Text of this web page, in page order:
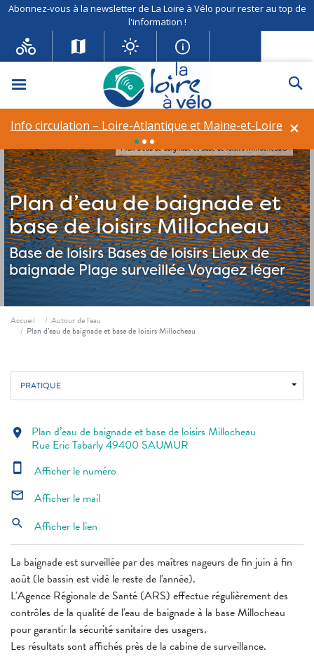
Abonnez-vous à la newsletter de La Loire à Vélo pour rester au top de
l'information !
Menu
×
Info circulation – Loire-Atlantique et Maine-et-Loire
Plan d’eau de baignade et
base de loisirs Millocheau
Base de loisirsBases de loisirsLieux de
baignade Plage surveilléeVoyagez léger
Plan d’eau de baignade et base de loisirs Millocheau©
Fil d'ariane
Accueil
Autour de l'eau
Plan d’eau de baignade et base de loisirs Millocheau
PRATIQUE
La baignade est surveillée par des maîtres nageurs de fin juin à fin
août (le bassin est vidé le reste de l'année).
L'Agence Régionale de Santé (ARS) effectue régulièrement des
contrôles de la qualité de l'eau de baignade à la base Millocheau
pour garantir la sécurité sanitaire des usagers.
Les résultats sont affichés près de la cabine de surveillance.
location_on Plan d’eau de baignade et base de loisirs Millocheau
Rue Eric Tabarly 49400 SAUMUR
smartphone Afficher le numéro
mail_outline Afficher le mail
search Afficher le lien